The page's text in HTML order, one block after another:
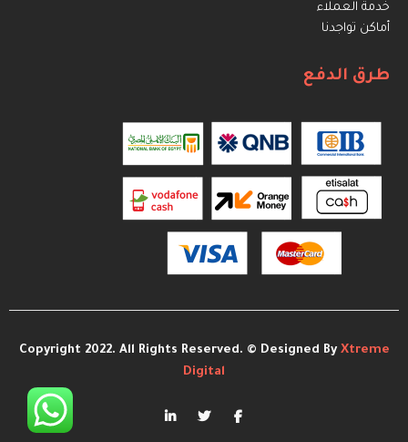
خدمة العملاء
أماكن تواجدنا
طرق الدفع
Copyright 2022. All Rights Reserved. © Designed ByXtreme
Digital